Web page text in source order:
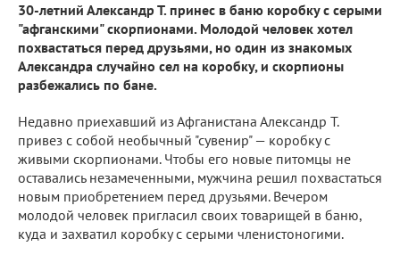
30-летний Александр Т. принес в баню коробку с серыми
"афганскими" скорпионами. Молодой человек хотел
похвастаться перед друзьями, но один из знакомых
Александра случайно сел на коробку, и скорпионы
разбежались по бане.
Недавно приехавший из Афганистана Александр Т.
привез с собой необычный "сувенир" — коробку с
живыми скорпионами. Чтобы его новые питомцы не
оставались незамеченными, мужчина решил похвастаться
новым приобретением перед друзьями. Вечером
молодой человек пригласил своих товарищей в баню,
куда и захватил коробку с серыми членистоногими.